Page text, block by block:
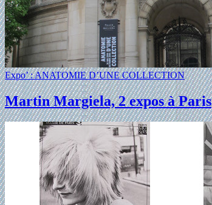
Expo’ : ANATOMIE D’UNE COLLECTION
Martin Margiela, 2 expos à Paris